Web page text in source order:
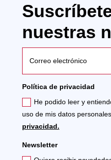
nuestras
Política de privacidad
He podido leer y
uso de mis datos
privacidad.
Newsletter